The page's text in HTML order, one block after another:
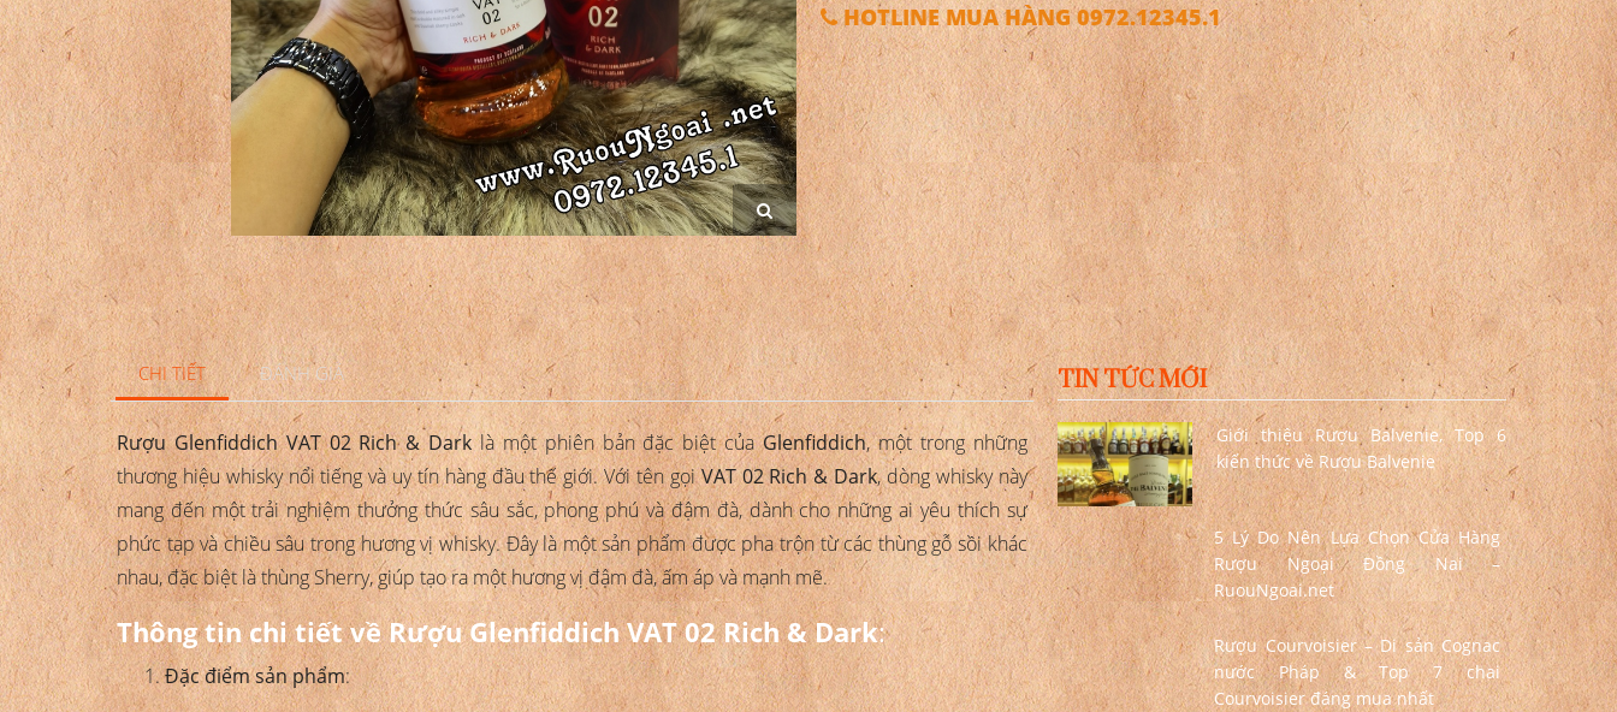
HOTLINE MUA HÀNG 0972.12345.1
CHI TIẾT ĐÁNH GIÁ
Rượu Glenfiddich VAT 02 Rich & Darklà một phiên bản đặc biệt củaGlenfiddich, một trong những
thương hiệu whisky nổi tiếng và uy tín hàng đầu thế giới. Với tên gọiVAT 02 Rich & Dark, dòng whisky này
mang đến một trải nghiệm thưởng thức sâu sắc, phong phú và đậm đà, dành cho những ai yêu thích sự
phức tạp và chiều sâu trong hương vị whisky. Đây là một sản phẩm được pha trộn từ các thùng gỗ sồi khác
nhau, đặc biệt là thùng Sherry, giúp tạo ra một hương vị đậm đà, ấm áp và mạnh mẽ.
Thông tin chi tiết về Rượu Glenfiddich VAT 02 Rich & Dark:
Đặc điểm sản phẩm:
TIN TỨC MỚI
Giới thiệu Rượu Balvenie, Top 6
kiến thức về Rượu Balvenie
5 Lý Do Nên Lựa Chọn Cửa Hàng
Rượu Ngoại Đồng Nai –
RuouNgoai.net
Rượu Courvoisier – Di sản Cognac
nước Pháp & Top 7 chai
Courvoisier đáng mua nhất